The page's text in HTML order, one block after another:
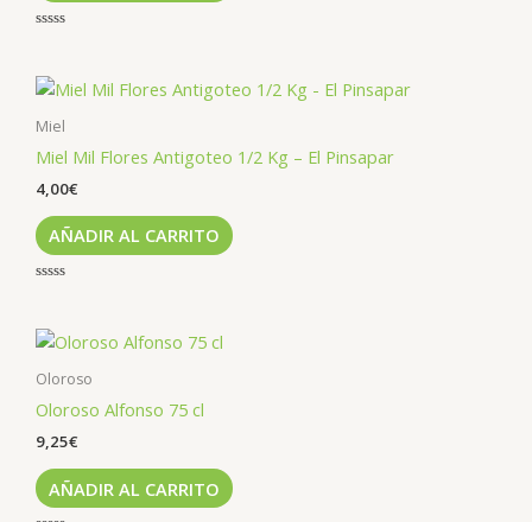
de
5
Miel
Miel Mil Flores Antigoteo 1/2 Kg – El Pinsapar
4,00€
AÑADIR AL CARRITO
de
5
Oloroso
Oloroso Alfonso 75 cl
9,25€
AÑADIR AL CARRITO